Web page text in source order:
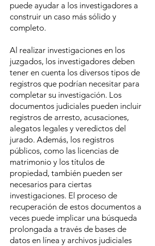
puede ayudar a los investigadores a
construir un caso más sólido y
completo.
Al realizar investigaciones en los
juzgados, los investigadores deben
tener en cuenta los diversos tipos de
registros que podrían necesitar para
completar su investigación. Los
documentos judiciales pueden incluir
registros de arresto, acusaciones,
alegatos legales y veredictos del
jurado. Además, los registros
públicos, como las licencias de
matrimonio y los títulos de
propiedad, también pueden ser
necesarios para ciertas
investigaciones. El proceso de
recuperación de estos documentos a
veces puede implicar una búsqueda
prolongada a través de bases de
datos en línea y archivos judiciales